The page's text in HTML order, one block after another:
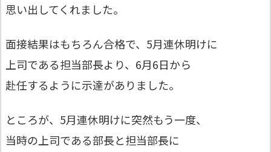
思い出してくれました。
面接結果はもちろん合格で、5月連休明けに
上司である担当部長より、6月6日から
赴任するように示達がありました。
ところが、5月連休明けに突然もう一度、
当時の上司である部長と担当部長に